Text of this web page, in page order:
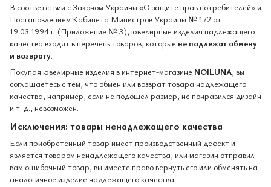
В соответствии с Законом Украины «О защите прав потребителей» и
Постановлением Кабинета Министров Украины № 172 от
19.03.1994 г. (Приложение № 3), ювелирные изделия надлежащего
качества входят в перечень товаров, которые не подлежат обмену
и возврату
Покупая ювелирные изделия в интернет-магазине NOILUNA, вы
соглашаетесь с тем, что обмен или возврат товара надлежащего
качества, например, если не подошел размер, не понравился дизайн
и т. д., невозможен.
Исключения: товары ненадлежащего качества
Если приобретенный товар имеет производственный дефект и
является товаром ненадлежащего качества, или магазин отправил
вам ошибочный товар, вы имеете право вернуть его или обменять на
аналогичное изделие надлежащего качества.